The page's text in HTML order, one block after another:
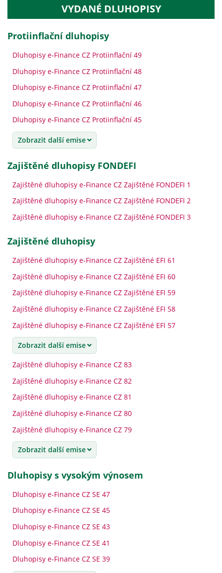
VYDANÉ DLUHOPISY
protiinflační dluhopisy
Dluhopisy e-Finance CZ Protiinflační 49
Dluhopisy e-Finance CZ Protiinflační 48
Dluhopisy e-Finance CZ Protiinflační 47
Dluhopisy e-Finance CZ Protiinflační 46
Dluhopisy e-Finance CZ Protiinflační 45
Zobrazit další emise
Zajištěné dluhopisy FONDEFI
Zajištěné dluhopisy e-Finance CZ Zajištěné FONDEFI 1
Zajištěné dluhopisy e-Finance CZ Zajištěné FONDEFI 2
Zajištěné dluhopisy e-Finance CZ Zajištěné FONDEFI 3
zajištěné dluhopisy
Zajištěné dluhopisy e-Finance CZ Zajištěné EFI 61
Zajištěné dluhopisy e-Finance CZ Zajištěné EFI 60
Zajištěné dluhopisy e-Finance CZ Zajištěné EFI 59
Zajištěné dluhopisy e-Finance CZ Zajištěné EFI 58
Zajištěné dluhopisy e-Finance CZ Zajištěné EFI 57
Zobrazit další emise
Zajištěné dluhopisy e-Finance CZ 83
Zajištěné dluhopisy e-Finance CZ 82
Zajištěné dluhopisy e-Finance CZ 81
Zajištěné dluhopisy e-Finance CZ 80
Zajištěné dluhopisy e-Finance CZ 79
Zobrazit další emise
dluhopisy s vysokým výnosem
Dluhopisy e-Finance CZ SE 47
Dluhopisy e-Finance CZ SE 45
Dluhopisy e-Finance CZ SE 43
Dluhopisy e-Finance CZ SE 41
Dluhopisy e-Finance CZ SE 39